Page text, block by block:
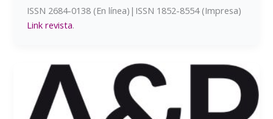
ISSN 2684-0138 (En línea)|ISSN 1852-8554 (Impresa)
Link revista.